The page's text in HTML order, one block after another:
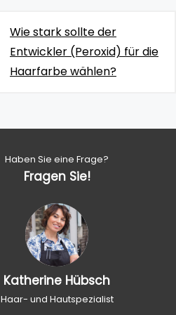
Wie stark sollte der
Entwickler (Peroxid) für die
Haarfarbe wählen?
Haben Sie eine Frage?
Fragen Sie!
Katherine Hübsch
Haar- und Hautspezialist